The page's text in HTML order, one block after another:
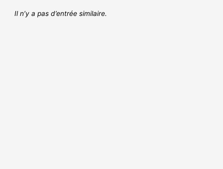
rIl n’y a pas d’entrée similaire.